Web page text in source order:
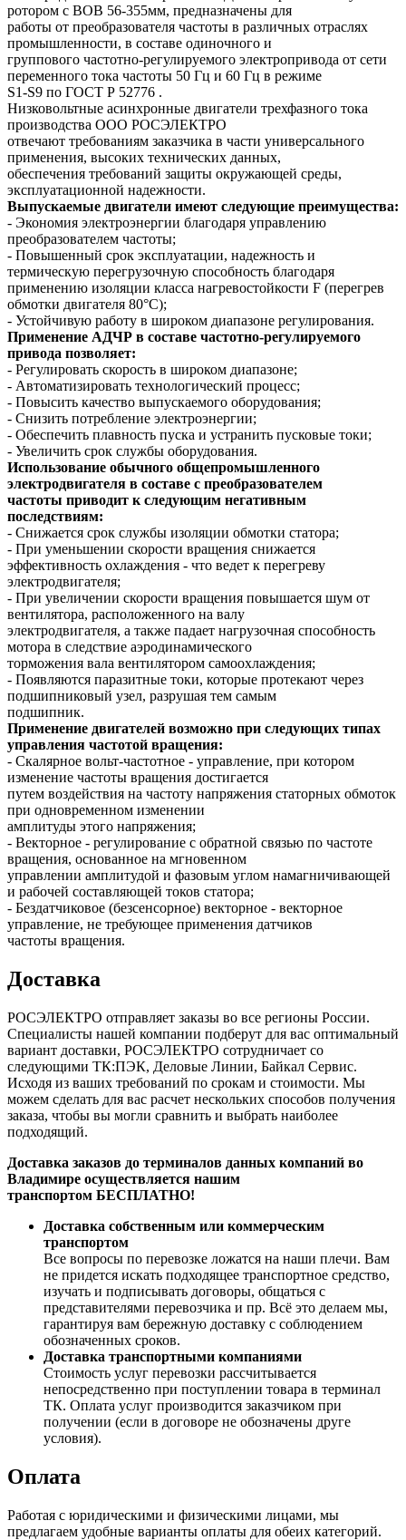
ротором с ВОВ 56-355мм, предназначены для
работы от преобразователя частоты в различных отраслях
промышленности, в составе одиночного и
группового частотно-регулируемого электропривода от сети
переменного тока частоты 50 Гц и 60 Гц в режиме
S1-S9 по ГОСТ Р 52776 .
Низковольтные асинхронные двигатели трехфазного тока
производства ООО РОСЭЛЕКТРО
отвечают требованиям заказчика в части универсального
применения, высоких технических данных,
обеспечения требований защиты окружающей среды,
эксплуатационной надежности.
Выпускаемые двигатели имеют следующие преимущества:
- Экономия электроэнергии благодаря управлению
преобразователем частоты;
- Повышенный срок эксплуатации, надежность и
термическую перегрузочную способность благодаря
применению изоляции класса нагревостойкости F (перегрев
обмотки двигателя 80°C);
- Устойчивую работу в широком диапазоне регулирования.
Применение АДЧР в составе частотно-регулируемого
привода позволяет:
- Регулировать скорость в широком диапазоне;
- Автоматизировать технологический процесс;
- Повысить качество выпускаемого оборудования;
- Снизить потребление электроэнергии;
- Обеспечить плавность пуска и устранить пусковые токи;
- Увеличить срок службы оборудования.
Использование обычного общепромышленного
электродвигателя в составе с преобразователем
частоты приводит к следующим негативным
последствиям:
- Снижается срок службы изоляции обмотки статора;
- При уменьшении скорости вращения снижается
эффективность охлаждения - что ведет к перегреву
электродвигателя;
- При увеличении скорости вращения повышается шум от
вентилятора, расположенного на валу
электродвигателя, а также падает нагрузочная способность
мотора в следствие аэродинамического
торможения вала вентилятором самоохлаждения;
- Появляются паразитные токи, которые протекают через
подшипниковый узел, разрушая тем самым
подшипник.
Применение двигателей возможно при следующих типах
управления частотой вращения:
- Скалярное вольт-частотное - управление, при котором
изменение частоты вращения достигается
путем воздействия на частоту напряжения статорных обмоток
при одновременном изменении
амплитуды этого напряжения;
- Векторное - регулирование с обратной связью по частоте
вращения, основанное на мгновенном
управлении амплитудой и фазовым углом намагничивающей
и рабочей составляющей токов статора;
- Бездатчиковое (безсенсорное) векторное - векторное
управление, не требующее применения датчиков
частоты вращения.
Доставка
РОСЭЛЕКТРО отправляет заказы во все регионы России.
Специалисты нашей компании подберут для вас оптимальный
вариант доставки, РОСЭЛЕКТРО сотрудничает со
следующими ТК:ПЭК, Деловые Линии, Байкал Сервис.
Исходя из ваших требований по срокам и стоимости. Мы
можем сделать для вас расчет нескольких способов получения
заказа, чтобы вы могли сравнить и выбрать наиболее
подходящий.
Доставка заказов до терминалов данных компаний во
Владимире осуществляется нашим
транспортом БЕСПЛАТНО!
Доставка собственным или коммерческим
транспортом
Все вопросы по перевозке ложатся на наши плечи. Вам
не придется искать подходящее транспортное средство,
изучать и подписывать договоры, общаться с
представителями перевозчика и пр. Всё это делаем мы,
гарантируя вам бережную доставку с соблюдением
обозначенных сроков.
Доставка транспортными компаниями
Стоимость услуг перевозки рассчитывается
непосредственно при поступлении товара в терминал
ТК. Оплата услуг производится заказчиком при
получении (если в договоре не обозначены друге
условия).
Оплата
Работая с юридическими и физическими лицами, мы
предлагаем удобные варианты оплаты для обеих категорий.